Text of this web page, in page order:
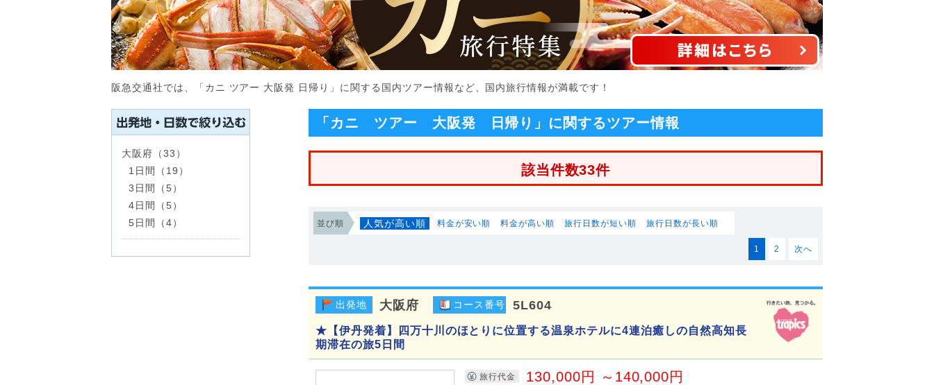
阪急交通社では、「カニ ツアー 大阪発 日帰り」に関する国内ツアー情報など、国内旅行情報が満載です！
「カニ ツアー 大阪発 日帰り」に関するツアー情報
該当件数33件
並び順 人気が高い順 料金が安い順 料金が高い順 旅行日数が短い順 旅行日数が長い順
1 2 次へ
出発地 大阪府 コース番号 5L604
★【伊丹発着】四万十川のほとりに位置する温泉ホテルに4連泊癒しの自然高知長
期滞在の旅5日間
旅行代金 130,000円 ～140,000円
大阪府（33）
1日間（19）
3日間（5）
4日間（5）
5日間（4）